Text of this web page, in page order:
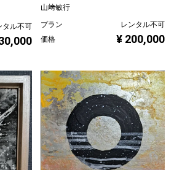
タル不可
山﨑敏行
プラン
レンタル不可
価格
¥ 200,000